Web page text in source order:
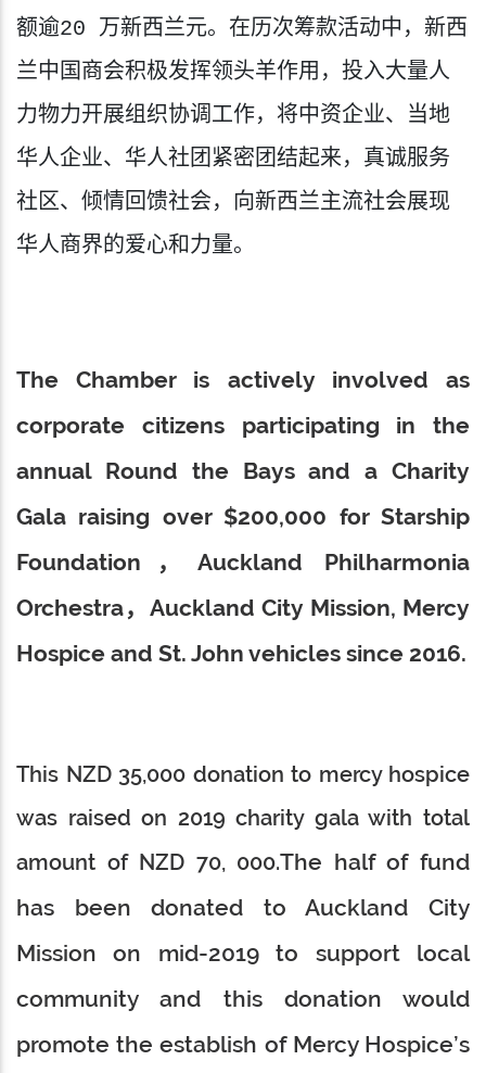
额逾20 万新西兰元。在历次筹款活动中，新西
兰中国商会积极发挥领头羊作用，投入大量人
力物力开展组织协调工作，将中资企业、当地
华人企业、华人社团紧密团结起来，真诚服务
社区、倾情回馈社会，向新西兰主流社会展现
华人商界的爱心和力量。
The Chamber is actively involved as
corporate citizens participating in the
annual Round the Bays and a Charity
Gala raising over $200,000 for Starship
Foundation，Auckland Philharmonia
Orchestra，Auckland City Mission, Mercy
Hospice and St. John vehicles since 2016.
This NZD 35,000 donation to mercy hospice
was raised on 2019 charity gala with total
amount of NZD 70, 000.The half of fund
has been donated to Auckland City
Mission on mid-2019 to support local
community and this donation would
promote the establish of Mercy Hospice’s